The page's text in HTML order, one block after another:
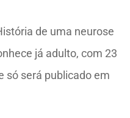
de uma neurose
já adulto, com 23
só será publicado em